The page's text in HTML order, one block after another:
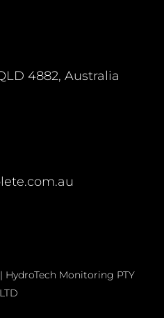
4882, Australia
HydroTech Monitoring PTY
LTD